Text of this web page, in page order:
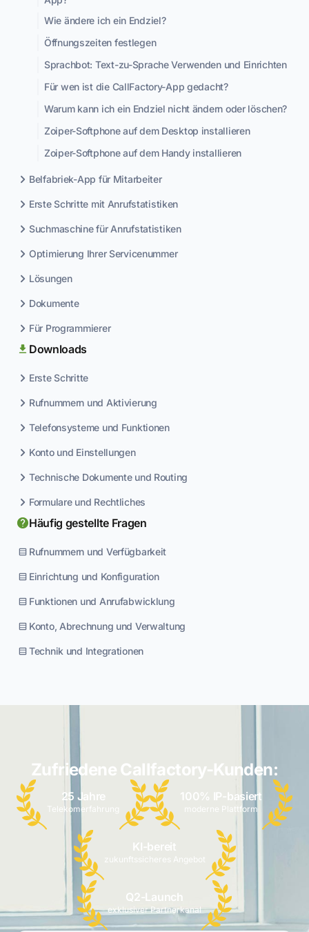
Wie ändere ich ein Endziel?
Öffnungszeiten festlegen
Sprachbot: Text-zu-Sprache Verwenden und Einrichten
Für wen ist die CallFactory-App gedacht?
Warum kann ich ein Endziel nicht ändern oder löschen?
Zoiper-Softphone auf dem Desktop installieren
Zoiper-Softphone auf dem Handy installieren
Belfabriek-App für Mitarbeiter
Erste Schritte mit Anrufstatistiken
Suchmaschine für Anrufstatistiken
Optimierung Ihrer Servicenummer
Lösungen
Dokumente
Für Programmierer
Downloads
Erste Schritte
Rufnummern und Aktivierung
Telefonsysteme und Funktionen
Konto und Einstellungen
Technische Dokumente und Routing
Formulare und Rechtliches
Häufig gestellte Fragen
Rufnummern und Verfügbarkeit
Einrichtung und Konfiguration
Funktionen und Anrufabwicklung
Konto, Abrechnung und Verwaltung
Technik und Integrationen
Zufriedene Callfactory-Kunden:
25 Jahre
Telekomerfahrung
100% IP-basiert
moderne Plattform
KI-bereit
zukunftssicheres Angebot
Q2-Launch
exklusiver Partnerkanal